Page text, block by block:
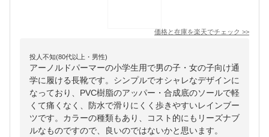
価格と在庫を楽天でチェック >>
投人不知(80代以上・男性)
アーノルドパーマーの小学生用で男の子・女の子向け通
学に履ける長靴です。シンプルでオシャレなデザインに
なっており、PVC樹脂のアッパー・合成底のソールで軽
くて痛くなく、防水で滑りにくく歩きやすいレインブー
ツです。カラーの種類もあり、コスト的にもリーズナブ
ルなものですので、良いのではないかと思います。